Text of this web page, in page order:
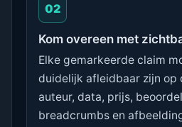
02
Kom overeen met
Elke gemarkeerde claim
duidelijk afleidbaar zijn op
auteur, data, prijs,
breadcrumbs en